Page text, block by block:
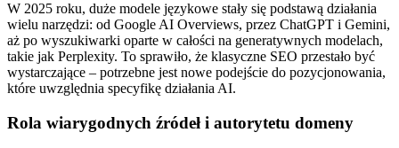
W 2025 roku, duże modele językowe stały się podstawą działania
wielu narzędzi: od Google AI Overviews, przez ChatGPT i Gemini,
aż po wyszukiwarki oparte w całości na generatywnych modelach,
takie jak Perplexity. To sprawiło, że klasyczne SEO przestało być
wystarczające – potrzebne jest nowe podejście do pozycjonowania,
które uwzględnia specyfikę działania AI.
Rola wiarygodnych źródeł i autorytetu domeny